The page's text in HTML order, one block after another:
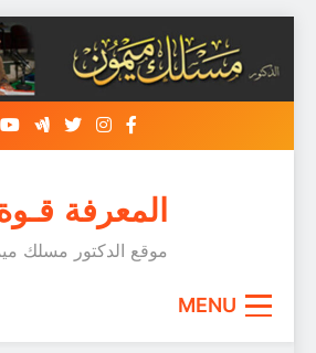
content
المعرفة
موقع الدكتور مسلك
MENU